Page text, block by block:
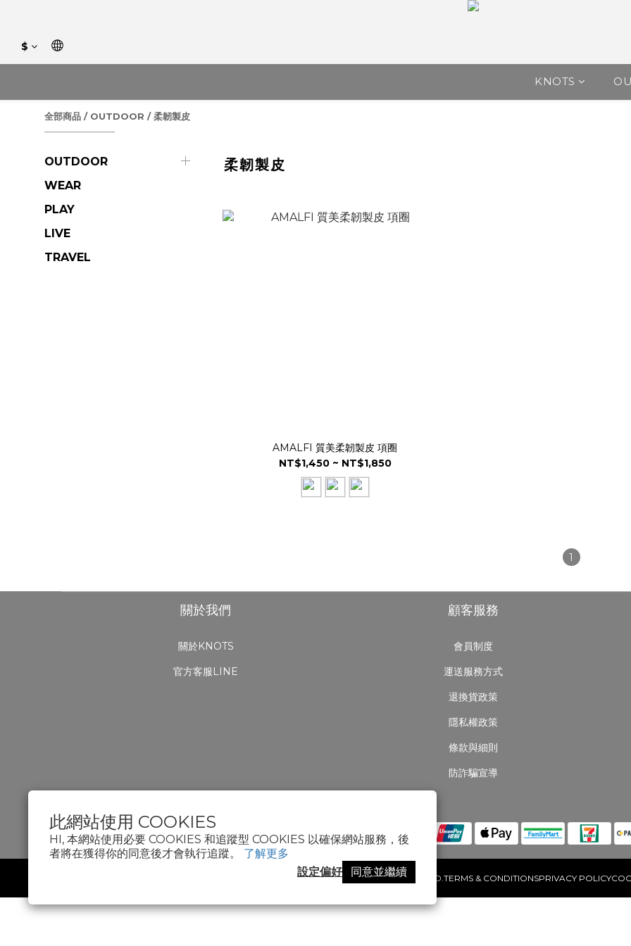
此網站使用 COOKIES
HI, 本網站使用必要 COOKIES 和追蹤型 COOKIES 以確保網站服務，後
者將在獲得你的同意後才會執行追蹤。 了解更多
設定偏好
同意並繼續
$
KNOTS
全部商品 / OUTDOOR /柔韌製皮
OUTDOOR
WEAR
PLAY
LIVE
TRAVEL
柔韌製皮
AMALFI 質美柔韌製皮 項圈
NT$1,450 ~ NT$1,850
1
關於我們
關於KNOTS
官方客服LINE
顧客服務
會員制度
運送服務方式
退換貨政策
隱私權政策
條款與細則
防詐騙宣導
2024 KNOTS PET. ALL RIGHTS RESERVED.TERMS & CONDITIONSPRIVACY